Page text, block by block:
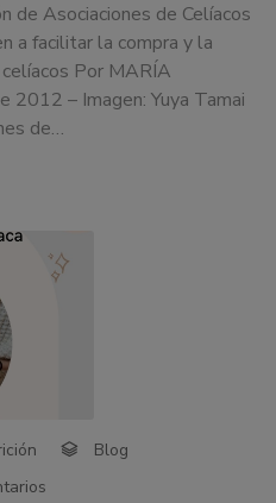
de Asociaciones de Celíacos
a facilitar la compra y la
Por MARÍA
2012 – Imagen: Yuya Tamai
de…
Blog